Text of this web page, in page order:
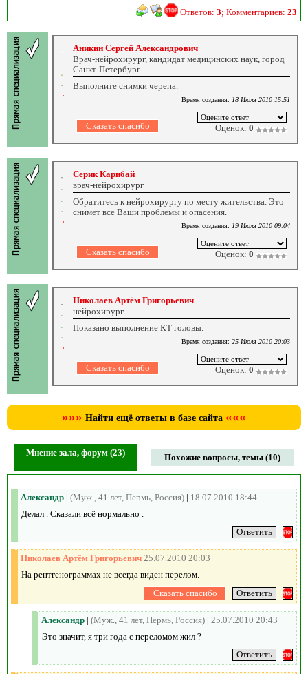
Ответов: 3; Комментариев: 23
Аникин Сергей Александрович
Врач-нейрохирург, кандидат медицинских наук, город
Санкт-Петербург.
Выполните снимки черепа.
Время создания: 18 Июля 2010 15:51
Оценок: 0
Серик Карибай
врач-нейрохирург
Обратитесь к нейрохирургу по месту жительства. Это
снимет все Ваши проблемы и опасения.
Время создания: 19 Июля 2010 09:04
Оценок: 0
Николаев Артём Григорьевич
нейрохирург
Показано выполнение КТ головы.
Время создания: 25 Июля 2010 20:03
Оценок: 0
»»» Найти ещё ответы в базе сайта «««
Мнение зала, форум (23) Похожие вопросы, темы (10)
Александр | (Муж., 41 лет, Пермь, Россия) | 18.07.2010 18:44
Делал . Сказали всё нормально .
Николаев Артём Григорьевич 25.07.2010 20:03
На рентгенограммах не всегда виден перелом.
Александр | (Муж., 41 лет, Пермь, Россия) | 25.07.2010 20:43
Это значит, я три года с переломом жил ?